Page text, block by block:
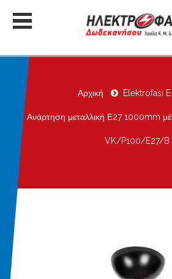
Αρχική Elektrofasi
Ανάρτηση μεταλλική Ε27 1000mm
VK/P100/E27/B